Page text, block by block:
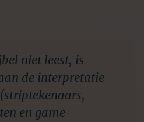
niet leest, is
de interpretatie
en game-